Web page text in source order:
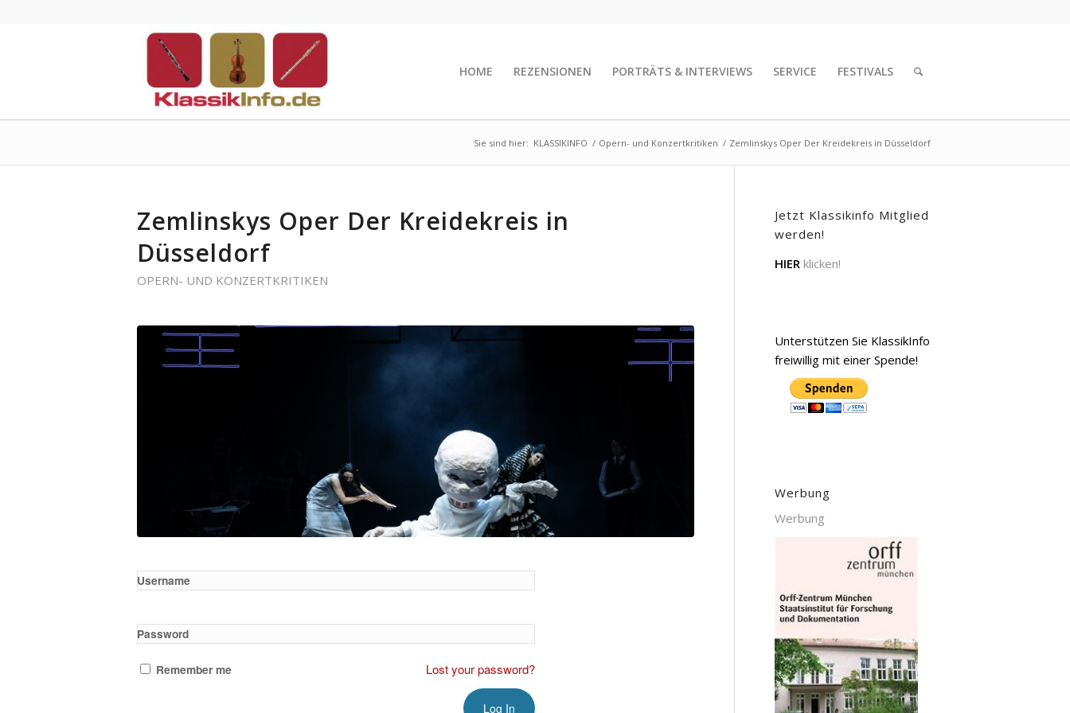
HOME REZENSIONEN PORTRÄTS & INTERVIEWS SERVICE FESTIVALS
Sie sind hier: KLASSIKINFO / Opern- und Konzertkritiken / Zemlinskys Oper Der Kreidekreis in Düsseldorf
Zemlinskys Oper Der Kreidekreis in
Düsseldorf
OPERN- UND KONZERTKRITIKEN
Username
Password
Remember me Lost your password?
Jetzt Klassikinfo Mitglied
werden!
HIER klicken!
Unterstützen Sie KlassikInfo
freiwillig mit einer Spende!
Werbung
Werbung